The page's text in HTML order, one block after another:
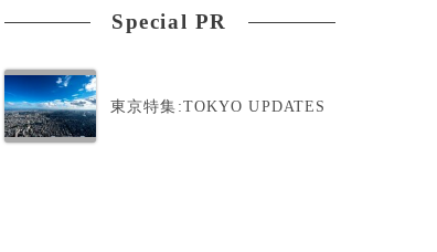
Special PR
東京特集:TOKYO UPDATES